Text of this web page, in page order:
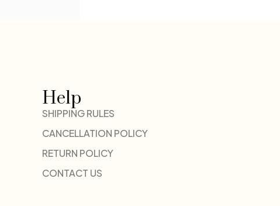
Help
SHIPPING RULES
CANCELLATION POLICY
RETURN POLICY
CONTACT US